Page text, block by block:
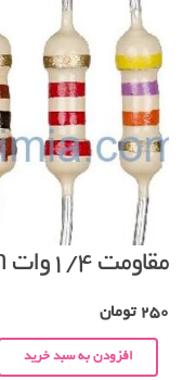
مقاومت ۱/۴وات ۲K ohm
250 تومان
افزودن به سبد خرید